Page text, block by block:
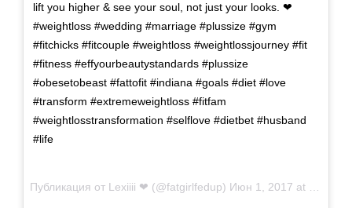
lift you higher & see your soul, not just your looks. ❤
#weightloss #wedding #marriage #plussize #gym
#fitchicks #fitcouple #weightloss #weightlossjourney #fit
#fitness #effyourbeautystandards #plussize
#obesetobeast #fattofit #indiana #goals #diet #love
#transform #extremeweightloss #fitfam
#weightlosstransformation #selflove #dietbet #husband
#life
Публикация от Lexiiii ❤ (@fatgirlfedup) Июн 1, 2017 at 11:30 PDT